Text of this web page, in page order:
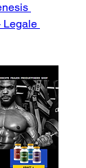
Legale